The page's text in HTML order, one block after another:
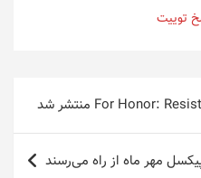
توییت
مهر ماه از راه می‌رسند